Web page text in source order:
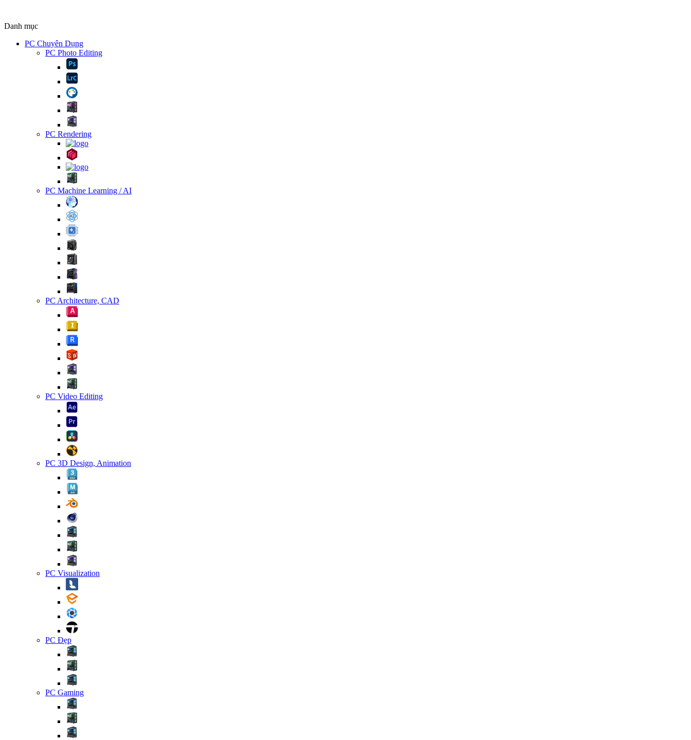
Danh mục
PC Chuyên Dụng
PC Photo Editing
PC Rendering
PC Machine Learning / AI
PC Architecture, CAD
PC Video Editing
PC 3D Design, Animation
PC Visualization
PC Đẹp
PC Gaming